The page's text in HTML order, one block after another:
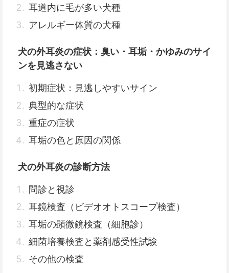
耳道内に毛が多い犬種
アレルギー体質の犬種
犬の外耳炎の症状：臭い・耳垢・かゆみのサイ
ンを見逃さない
初期症状：見逃しやすいサイン
典型的な症状
重症の症状
耳垢の色と原因の関係
犬の外耳炎の診断方法
問診と視診
耳鏡検査（ビデオオトスコープ検査）
耳垢の顕微鏡検査（細胞診）
細菌培養検査と薬剤感受性試験
その他の検査